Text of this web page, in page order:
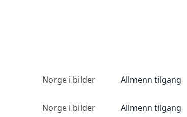
Norge i bilder Allmenn tilgang
Norge i bilder Allmenn tilgang